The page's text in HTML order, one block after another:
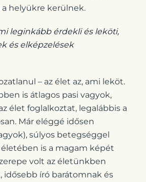
helyükre kerülnek.
leginkább érdekli és leköti,
és elképzelések
– az élet az, ami leköt.
is átlagos pasi vagyok,
élet foglalkoztat, legalábbis a
Már eléggé idősen
súlyos betegséggel
is a magam képét
volt az életünkben
idősebb író barátomnak és